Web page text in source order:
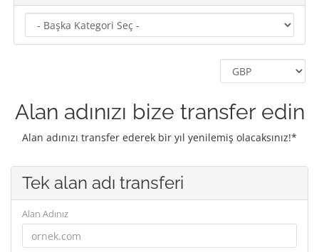
Alan adınızı bize transfer edin
Alan adınızı transfer ederek bir yıl yenilemiş olacaksınız!*
Tek alan adı transferi
Alan Adınız